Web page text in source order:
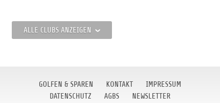
ALLE CLUBS ANZEIGEN
GOLFEN & SPAREN KONTAKT
IMPRESSUM
DATENSCHUTZ
AGBS NEWSLETTER